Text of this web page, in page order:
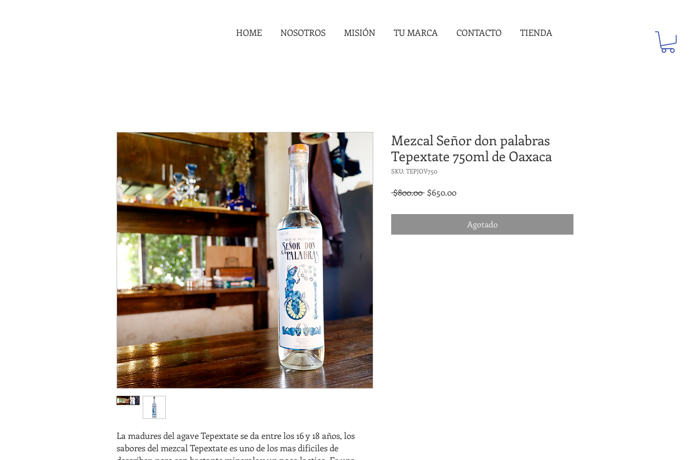
HOME NOSOTROS MISIÓN TU MARCA CONTACTO TIENDA
La madures del agave Tepextate se da entre los 16 y 18 años, los
sabores del mezcal Tepextate es uno de los mas difíciles de
Mezcal Señor don palabras
Tepextate 750ml de Oaxaca
SKU: TEPJOV750
$800.00 Precio
$650.00Precio
oferta
Agotado